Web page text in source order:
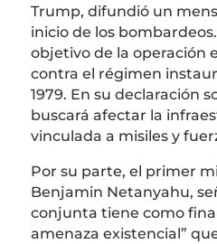
Trump, difundió un
inicio de los
objetivo de la operación
contra el régimen
1979. En su declaración
buscará afectar la
vinculada a misiles y
Por su parte, el primer
Benjamin Netanyahu,
conjunta tiene como
amenaza existencial”